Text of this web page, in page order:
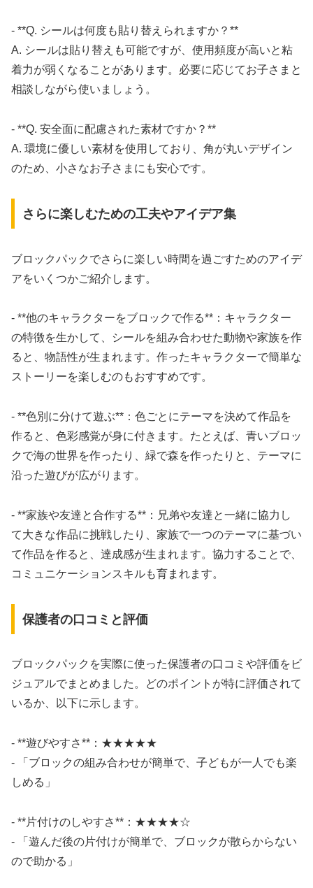
- **Q. シールは何度も貼り替えられますか？**
A. シールは貼り替えも可能ですが、使用頻度が高いと粘
着力が弱くなることがあります。必要に応じてお子さまと
相談しながら使いましょう。
- **Q. 安全面に配慮された素材ですか？**
A. 環境に優しい素材を使用しており、角が丸いデザイン
のため、小さなお子さまにも安心です。
さらに楽しむための工夫やアイデア集
ブロックパックでさらに楽しい時間を過ごすためのアイデ
アをいくつかご紹介します。
- **他のキャラクターをブロックで作る**：キャラクター
の特徴を生かして、シールを組み合わせた動物や家族を作
ると、物語性が生まれます。作ったキャラクターで簡単な
ストーリーを楽しむのもおすすめです。
- **色別に分けて遊ぶ**：色ごとにテーマを決めて作品を
作ると、色彩感覚が身に付きます。たとえば、青いブロッ
クで海の世界を作ったり、緑で森を作ったりと、テーマに
沿った遊びが広がります。
- **家族や友達と合作する**：兄弟や友達と一緒に協力し
て大きな作品に挑戦したり、家族で一つのテーマに基づい
て作品を作ると、達成感が生まれます。協力することで、
コミュニケーションスキルも育まれます。
保護者の口コミと評価
ブロックパックを実際に使った保護者の口コミや評価をビ
ジュアルでまとめました。どのポイントが特に評価されて
いるか、以下に示します。
- **遊びやすさ**：★★★★★
- 「ブロックの組み合わせが簡単で、子どもが一人でも楽
しめる」
- **片付けのしやすさ**：★★★★☆
- 「遊んだ後の片付けが簡単で、ブロックが散らからない
ので助かる」